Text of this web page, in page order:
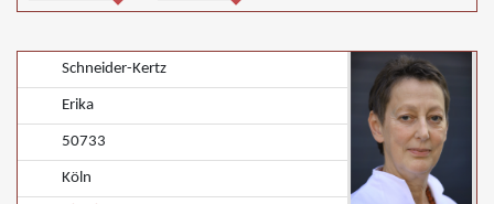
Schneider-Kertz
Erika
50733
Köln